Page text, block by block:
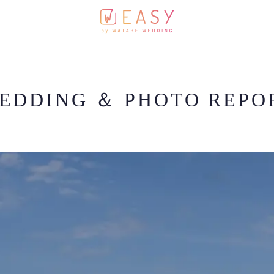
＆ PHOTO